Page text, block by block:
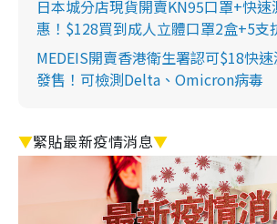
日本城分店現貨開賣KN95口罩+快
惠！$128買到成人立體口罩2盒+5支
MEDEIS開賣香港衛生署認可$18快
發售！可檢測Delta、Omicron病毒
▼緊貼最新疫情消息▼